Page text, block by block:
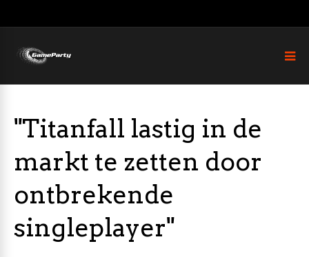
"Titanfall lastig in de
markt te zetten door
ontbrekende
singleplayer"